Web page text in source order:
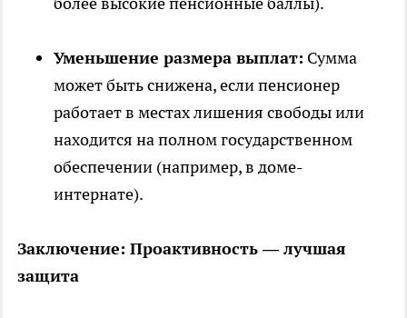
Уменьшение размера выплат: Сумма
может быть снижена, если пенсионер
работает в местах лишения свободы или
находится на полном государственном
обеспечении (например, в доме-
интернате).
Заключение: Проактивность — лучшая
защита